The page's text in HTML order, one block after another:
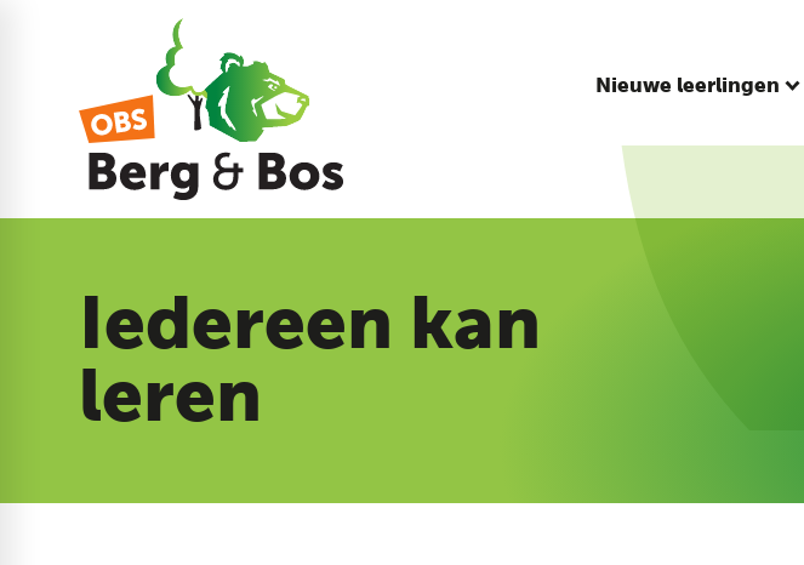
Nieuwe leerlingen
Iedereen kan
leren